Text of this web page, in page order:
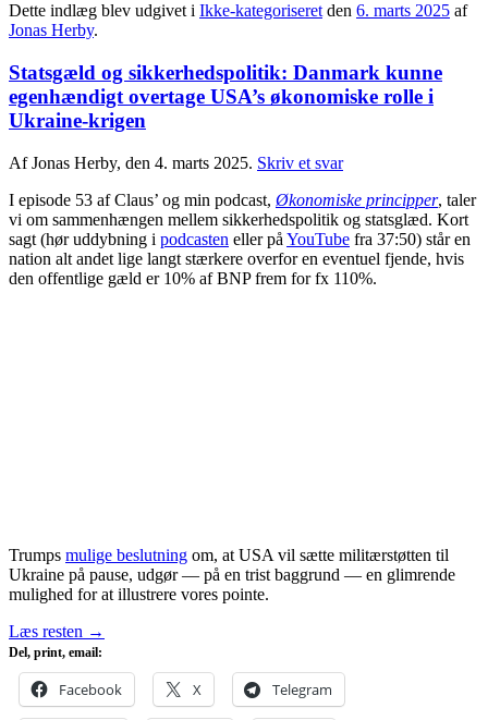
Dette indlæg blev udgivet i Ikke-kategoriseret den 6. marts 2025 af
Jonas Herby.
Statsgæld og sikkerhedspolitik: Danmark kunne
egenhændigt overtage USA’s økonomiske rolle i
Ukraine-krigen
Af Jonas Herby, den 4. marts 2025. Skriv et svar
I episode 53 af Claus’ og min podcast, Økonomiske principper, taler
vi om sammenhængen mellem sikkerhedspolitik og statsglæd. Kort
sagt (hør uddybning i podcasten eller på YouTube fra 37:50) står en
nation alt andet lige langt stærkere overfor en eventuel fjende, hvis
den offentlige gæld er 10% af BNP frem for fx 110%.
Trumps mulige beslutning om, at USA vil sætte militærstøtten til
Ukraine på pause, udgør — på en trist baggrund — en glimrende
mulighed for at illustrere vores pointe.
Læs resten →
Del, print, email:
Facebook X Telegram